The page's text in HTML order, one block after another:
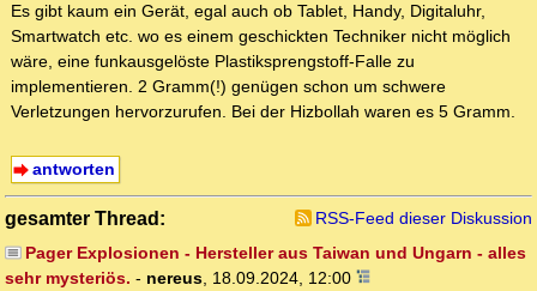
Es gibt kaum ein Gerät, egal auch ob Tablet, Handy, Digitaluhr,
Smartwatch etc. wo es einem geschickten Techniker nicht möglich
wäre, eine funkausgelöste Plastiksprengstoff-Falle zu
implementieren. 2 Gramm(!) genügen schon um schwere
Verletzungen hervorzurufen. Bei der Hizbollah waren es 5 Gramm.
antworten
gesamter Thread:
RSS-Feed dieser Diskussion
Pager Explosionen - Hersteller aus Taiwan und Ungarn - alles
sehr mysteriös. - nereus, 18.09.2024, 12:00